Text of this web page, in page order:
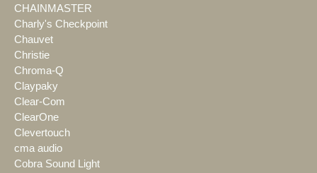
CHAINMASTER
Charly's Checkpoint
Chauvet
Christie
Chroma-Q
Claypaky
Clear-Com
ClearOne
Clevertouch
cma audio
Cobra Sound Light